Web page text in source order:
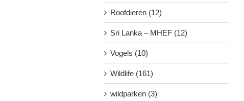
Roofdieren (12)
Sri Lanka – MHEF (12)
Vogels (10)
Wildlife (161)
wildparken (3)